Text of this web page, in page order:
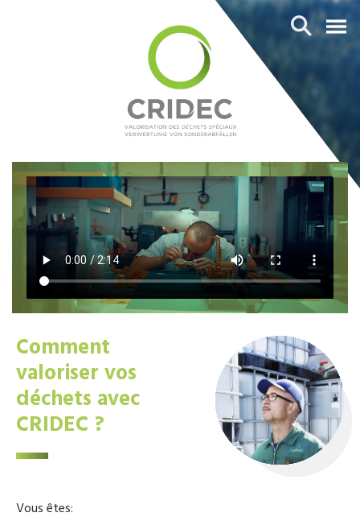
Comment
valoriser vos
déchets avec
CRIDEC ?
Vous êtes: